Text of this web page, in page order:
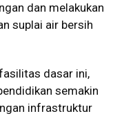
dan melakukan
suplai air bersih
dasar ini,
semakin
infrastruktur